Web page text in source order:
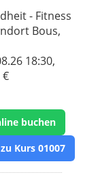
- Fitness
Bous,
18:30,
€
buchen
Kurs 01007